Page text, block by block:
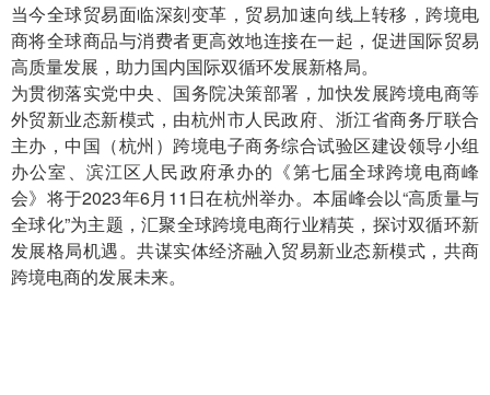
当今全球贸易面临深刻变革，贸易加速向线上转移，跨境电
商将全球商品与消费者更高效地连接在一起，促进国际贸易
高质量发展，助力国内国际双循环发展新格局。
为贯彻落实党中央、国务院决策部署，加快发展跨境电商等
外贸新业态新模式，由杭州市人民政府、浙江省商务厅联合
主办，中国（杭州）跨境电子商务综合试验区建设领导小组
办公室、滨江区人民政府承办的《第七届全球跨境电商峰
会》将于2023年6月11日在杭州举办。本届峰会以“高质量与
全球化”为主题，汇聚全球跨境电商行业精英，探讨双循环新
发展格局机遇。共谋实体经济融入贸易新业态新模式，共商
跨境电商的发展未来。